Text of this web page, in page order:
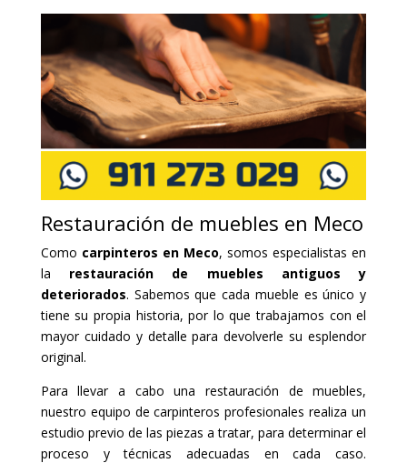
Restauración de muebles en Meco
Como carpinteros en Meco, somos especialistas en
la restauración de muebles antiguos y
deteriorados. Sabemos que cada mueble es único y
tiene su propia historia, por lo que trabajamos con el
mayor cuidado y detalle para devolverle su esplendor
original.
Para llevar a cabo una restauración de muebles,
nuestro equipo de carpinteros profesionales realiza un
estudio previo de las piezas a tratar, para determinar el
proceso y técnicas adecuadas en cada caso.